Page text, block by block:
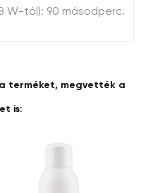
W-tól): 90 másodperc.
terméket, megvették a
is: